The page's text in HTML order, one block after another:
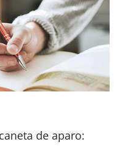
de aparo: